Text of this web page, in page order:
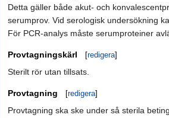
Detta gäller både akut- och
serumprov. Vid serologisk undersökning
För PCR-analys måste serumproteiner
Provtagningskärl [redigera]
Sterilt rör utan tillsats.
Provtagning [redigera]
Provtagning ska ske under så sterila